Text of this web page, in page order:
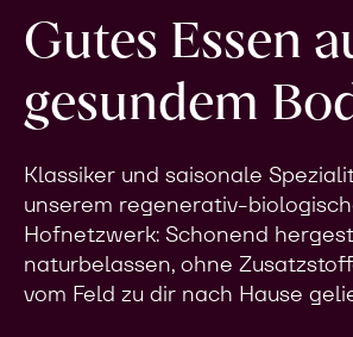
Gutes Essen
gesundem
Klassiker und saisonale
unserem regenerativ-
Hofnetzwerk: Schonend
naturbelassen, ohne
vom Feld zu dir nach Hause